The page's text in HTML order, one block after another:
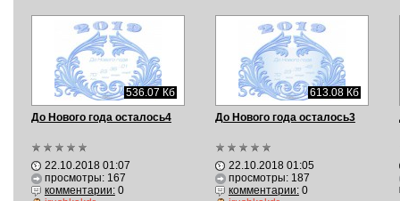
536.07 Кб
До Нового года осталось4
22.10.2018 01:07
просмотры: 167
комментарии:0
613.08 Кб
До Нового года осталось3
22.10.2018 01:05
просмотры: 187
комментарии:0